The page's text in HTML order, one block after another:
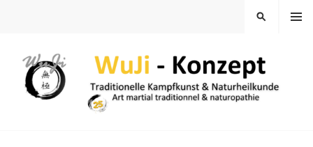
MENÜ
SUCHEN